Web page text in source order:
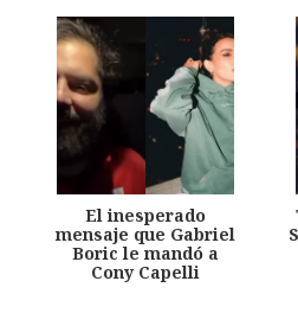
El inesperado
mensaje que Gabriel
Boric le mandó a
Cony Capelli